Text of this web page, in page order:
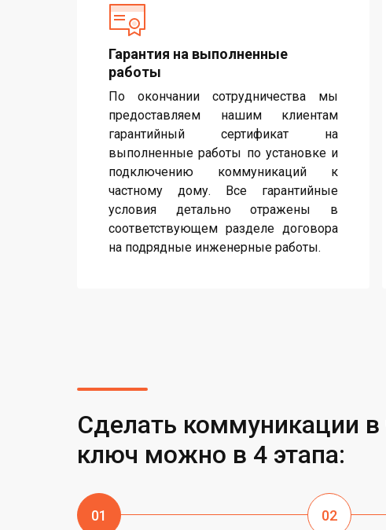
Гарантия на выполненные
работы
По окончании сотрудничества мы
предоставляем нашим клиентам
гарантийный сертификат на
выполненные работы по установке и
подключению коммуникаций к
частному дому. Все гарантийные
условия детально отражены в
соответствующем разделе договора
на подрядные инженерные работы.
Сделать коммуникации
ключ можно в 4 этапа:
01 02